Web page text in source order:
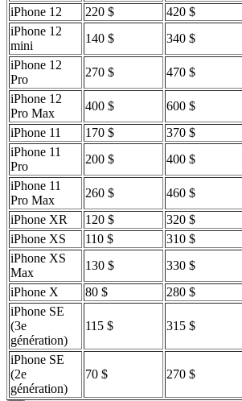
iPhone 12
220 $
420 $
iPhone 12
mini
140 $
340 $
iPhone 12
Pro
270 $
470 $
iPhone 12
Pro Max
400 $
600 $
iPhone 11
170 $
370 $
iPhone 11
Pro
200 $
400 $
iPhone 11
Pro Max
260 $
460 $
iPhone XR
120 $
320 $
iPhone XS
110 $
310 $
iPhone XS
Max
130 $
330 $
iPhone X
80 $
280 $
iPhone SE
(3e
génération)
115 $ 315 $
iPhone SE
(2e
génération)
70 $ 270 $